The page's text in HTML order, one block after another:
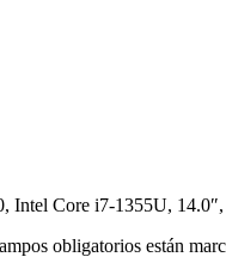
Intel Core i7-1355U,
obligatorios están